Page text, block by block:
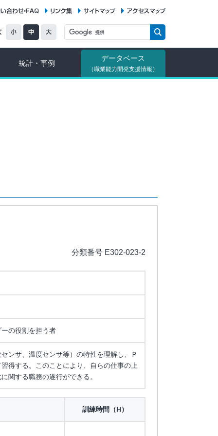
統計・事例
データベース
（職業能力開発支援情報）
分類番号 E302-023-2
の役割を担う者
ンサ、温度センサ等）の特性を理解し、Ｐ
得する。このことにより、自らの仕事の上
関する職務の遂行ができる。
訓練時間（H）